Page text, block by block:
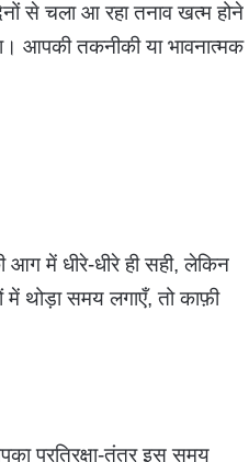
से चला आ रहा तनाव खत्म होने
आपकी तकनीकी या भावनात्मक
में धीरे-धीरे ही सही, लेकिन
थोड़ा समय लगाएँ, तो काफ़ी
प्रतिरक्षा-तंत्र इस समय